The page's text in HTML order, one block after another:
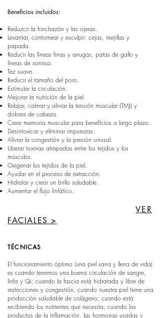
Beneficios incluidos:
Reduzcir la hinchazón y las ojeras.
Levantar, contornear y esculpir: cejas, mejillas y
papada.
Reducir las líneas finas y arrugas, patas de gallo y
líneas de sonrisa.
Tez suave.
Reducir el tamaño del poro.
Estimular la circulación.
Mejorar la nutrición de la piel.
Relajar, calmar y aliviar la tensión muscular (TMJ) y
dolores de cabeza.
Crear memoria muscular para beneficios a largo plazo.
Desintoxicar y eliminar impurezas.
Aliviar la congestión y la presión sinusal.
Liberar toxinas atrapadas entre los tejidos y los
músculos.
Oxigenar los tejidos de la piel.
Ayudar en el proceso de extracción.
Hidratar y crear un brillo saludable.
Aumentar el flujo linfático.
VER
FACIALES >
TÉCNICAS
El funcionamiento óptimo (una piel sana y llena de vida)
es cuando tenemos una buena circulación de sangre,
linfa y Qi; cuando la fascia está hidratada y libre de
restricciones y congestión; cuando nuestra piel tiene una
producción saludable de colágeno; cuando está
recibiendo los nutrientes que necesita; cuando los
productos de la inflamación, las hormonas usadas y